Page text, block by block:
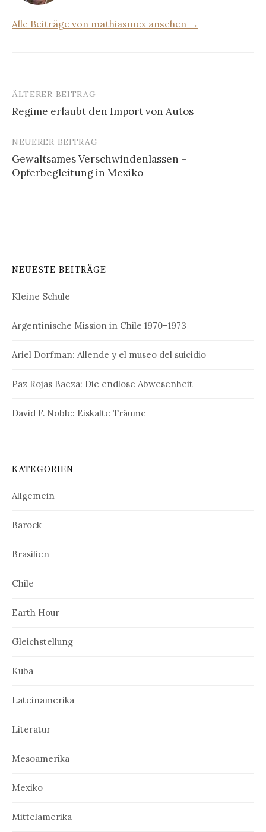
Alle Beiträge von mathiasmex ansehen →
Beitrags-
Navigation
ÄLTERER BEITRAG
Regime erlaubt den Import von Autos
NEUERER BEITRAG
Gewaltsames Verschwindenlassen –
Opferbegleitung in Mexiko
NEUESTE BEITRÄGE
Kleine Schule
Argentinische Mission in Chile 1970–1973
Ariel Dorfman: Allende y el museo del suicidio
Paz Rojas Baeza: Die endlose Abwesenheit
David F. Noble: Eiskalte Träume
KATEGORIEN
Allgemein
Barock
Brasilien
Chile
Earth Hour
Gleichstellung
Kuba
Lateinamerika
Literatur
Mesoamerika
Mexiko
Mittelamerika